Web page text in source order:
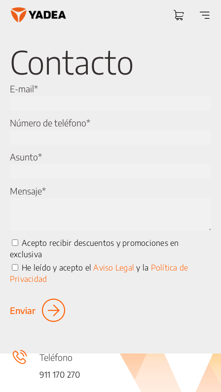
Saltar
25 km/h
CICLOMOTORES
Contacto
E-mail*
Número de teléfono*
Asunto*
Mensaje*
Acepto recibir descuentos y promociones en
exclusiva
He leído y acepto elAviso Legal y la Política de
Privacidad
Enviar
Teléfono
911 170 270